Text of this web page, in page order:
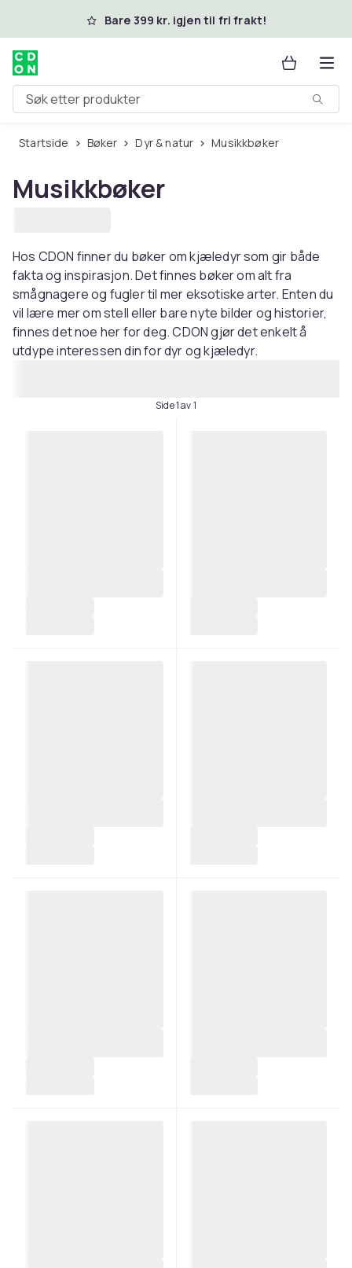
Hopp til hovedinnholdBare 399 kr. igjen til fri frakt!
Søk etter produkter
Startside Bøker Dyr & natur Musikkbøker
Musikkbøker
Hos CDON finner du bøker om kjæledyr som gir både
fakta og inspirasjon. Det finnes bøker om alt fra
smågnagere og fugler til mer eksotiske arter. Enten du
vil lære mer om stell eller bare nyte bilder og historier,
finnes det noe her for deg. CDON gjør det enkelt å
utdype interessen din for dyr og kjæledyr.
Side 1 av 1